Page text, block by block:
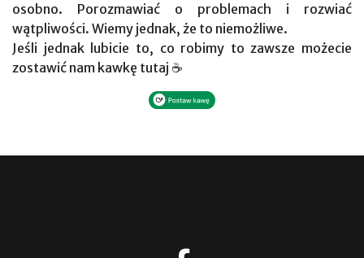
osobno. Porozmawiać o problemach i rozwiać
wątpliwości. Wiemy jednak, że to niemożliwe.
Jeśli jednak lubicie to, co robimy to zawsze możecie
zostawić nam kawkę tutaj ☕
fab